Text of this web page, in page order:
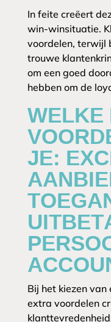
In feite creëert
win-winsituatie.
voordelen, terwijl
trouwe
om een goed
hebben om de
JE:
Bij het kiezen
extra voordelen